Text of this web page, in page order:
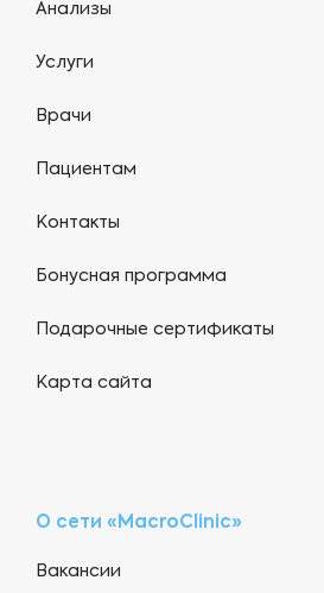
Анализы
Услуги
Врачи
Пациентам
Контакты
Бонусная программа
Подарочные сертификаты
Карта сайта
О сети «MacroClinic»
Вакансии